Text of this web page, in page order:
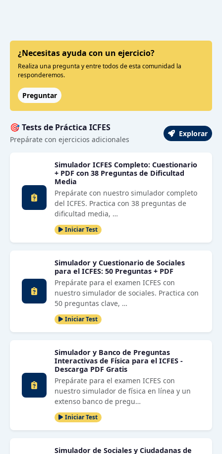
¿Necesitas ayuda con un ejercicio?
Realiza una pregunta y entre todos de esta comunidad la
responderemos.
Preguntar
🎯 Tests de Práctica ICFES
Prepárate con ejercicios adicionales
Explorar
Simulador ICFES Completo: Cuestionario
+ PDF con 38 Preguntas de Dificultad
Media
Prepárate con nuestro simulador completo
del ICFES. Practica con 38 preguntas de
dificultad media, …
Iniciar Test
Simulador y Cuestionario de Sociales
para el ICFES: 50 Preguntas + PDF
Prepárate para el examen ICFES con
nuestro simulador de sociales. Practica con
50 preguntas clave, …
Iniciar Test
Simulador y Banco de Preguntas
Interactivas de Física para el ICFES -
Descarga PDF Gratis
Prepárate para el examen ICFES con
nuestro simulador de física en línea y un
extenso banco de pregu…
Iniciar Test
Simulador de Sociales y Ciudadanas de